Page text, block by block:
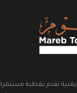
تقدم تغطية مستمرة